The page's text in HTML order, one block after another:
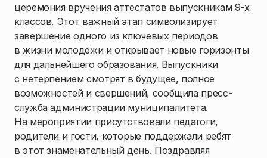
церемония вручения аттестатов выпускникам 9-х
классов. Этот важный этап символизирует
завершение одного из ключевых периодов
в жизни молодёжи и открывает новые горизонты
для дальнейшего образования. Выпускники
с нетерпением смотрят в будущее, полное
возможностей и свершений, сообщила пресс-
служба администрации муниципалитета.
На мероприятии присутствовали педагоги,
родители и гости, которые поддержали ребят
в этот знаменательный день. Поздравляя